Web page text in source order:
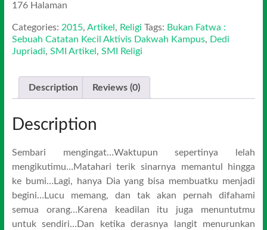
176 Halaman
Categories: 2015, Artikel , Religi Tags: Bukan Fatwa :
Sebuah Catatan Kecil Aktivis Dakwah Kampus, Dedi
Jupriadi, SMI Artikel , SMI Religi
Description Reviews (0)
Description
Sembari mengingat…Waktupun sepertinya lelah
mengikutimu…Matahari terik sinarnya memantul hingga
ke bumi…Lagi, hanya Dia yang bisa membuatku menjadi
begini…Lucu memang, dan tak akan pernah difahami
semua orang…Karena keadilan itu juga menuntutmu
untuk sendiri…Dan ketika derasnya langit menurunkan